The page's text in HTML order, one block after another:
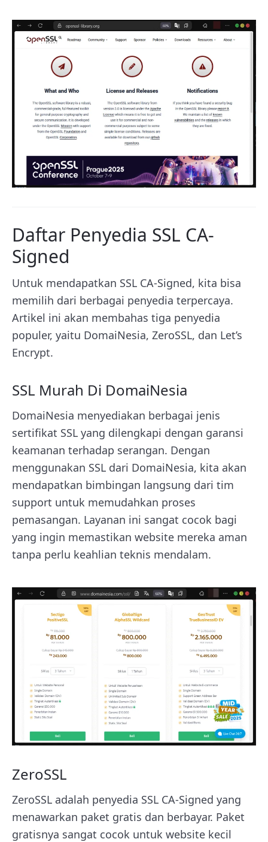
Daftar Penyedia SSL CA-
Signed
Untuk mendapatkan SSL CA-Signed, kita bisa
memilih dari berbagai penyedia terpercaya.
Artikel ini akan membahas tiga penyedia
populer, yaitu DomaiNesia, ZeroSSL, dan Let’s
Encrypt.
SSL Murah Di DomaiNesia
DomaiNesia menyediakan berbagai jenis
sertifikat SSL yang dilengkapi dengan garansi
keamanan terhadap serangan. Dengan
menggunakan SSL dari DomaiNesia, kita akan
mendapatkan bimbingan langsung dari tim
support untuk memudahkan proses
pemasangan. Layanan ini sangat cocok bagi
yang ingin memastikan website mereka aman
tanpa perlu keahlian teknis mendalam.
ZeroSSL
ZeroSSL adalah penyedia SSL CA-Signed yang
menawarkan paket gratis dan berbayar. Paket
gratisnya sangat cocok untuk website kecil